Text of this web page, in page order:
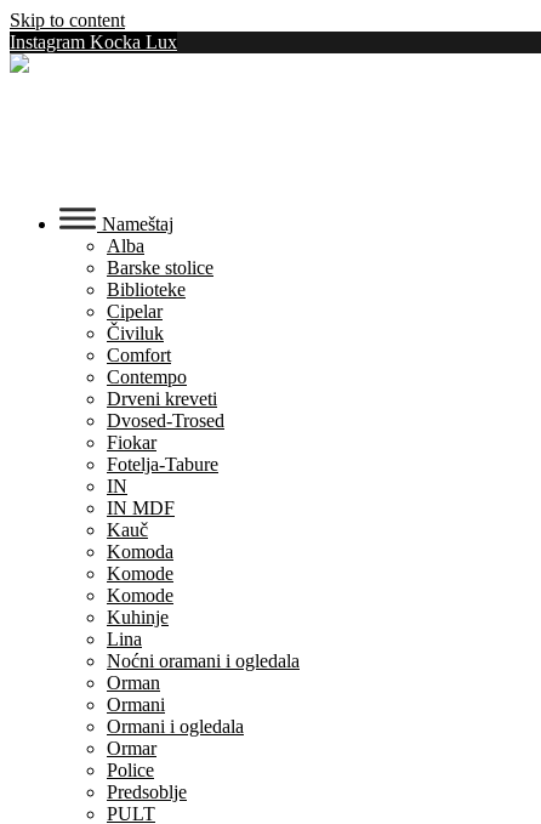
Skip to content
Instagram Kocka Lux
Nameštaj
Alba
Barske stolice
Biblioteke
Cipelar
Čiviluk
Comfort
Contempo
Drveni kreveti
Dvosed-Trosed
Fiokar
Fotelja-Tabure
IN
IN MDF
Kauč
Komoda
Komode
Komode
Kuhinje
Lina
Noćni oramani i ogledala
Orman
Ormani
Ormani i ogledala
Ormar
Police
Predsoblje
PULT